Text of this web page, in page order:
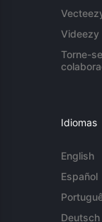
Videezy
Torne-
Idiomas
English
Español
Deutsch